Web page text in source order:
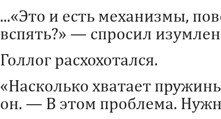
...«Это и есть механизмы,
вспять?» — спросил
Голлог расхохотался.
«Насколько хватает
он. — В этом проблема.